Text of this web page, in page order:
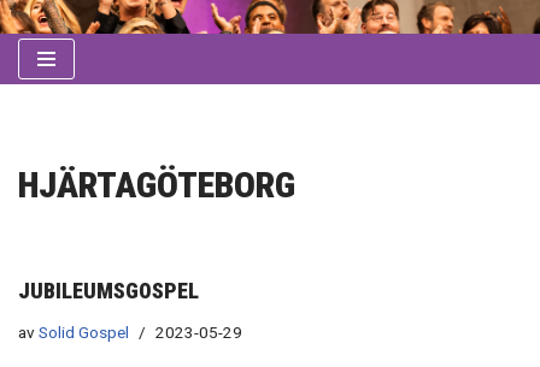
Hoppa
HJÄRTAGÖTEBORG
JUBILEUMSGOSPEL
avSolid Gospel 2023-05-29